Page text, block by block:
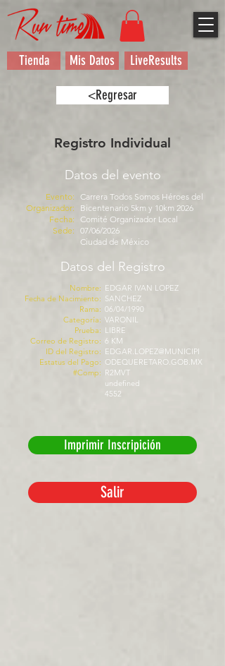
Tienda Mis Datos LiveResults
<Regresar
Registro Individual
Datos del evento
Evento:
Organizador:
Fecha:
Sede:
Carrera Todos Somos Héroes del
Bicentenario 5km y 10km 2026
Comité Organizador Local
07/06/2026
Ciudad de México
Datos del Registro
Nombre:
Fecha de Nacimiento:
Rama:
Categoría:
Prueba:
Correo de Registro:
ID del Registro:
Estatus del Pago:
#Comp:
EDGAR IVAN LOPEZ
SANCHEZ
06/04/1990
VARONIL
LIBRE
6 KM
EDGAR.LOPEZ@MUNICIPI
ODEQUERETARO.GOB.MX
R2MVT
undefined
4552
Imprimir Inscripición
Salir